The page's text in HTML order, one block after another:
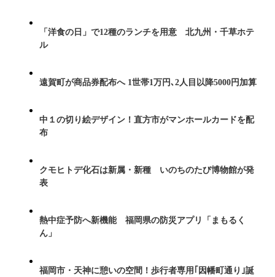
「洋食の日」で12種のランチを用意 北九州・千草ホテ
ル
遠賀町が商品券配布へ 1世帯1万円､2人目以降5000円加算
中１の切り絵デザイン！直方市がマンホールカードを配
布
クモヒトデ化石は新属・新種 いのちのたび博物館が発
表
熱中症予防へ新機能 福岡県の防災アプリ「まもるく
ん」
福岡市・天神に憩いの空間！歩行者専用｢因幡町通り｣誕